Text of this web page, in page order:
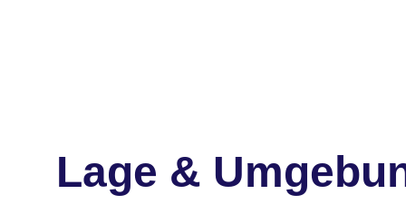
Lage &